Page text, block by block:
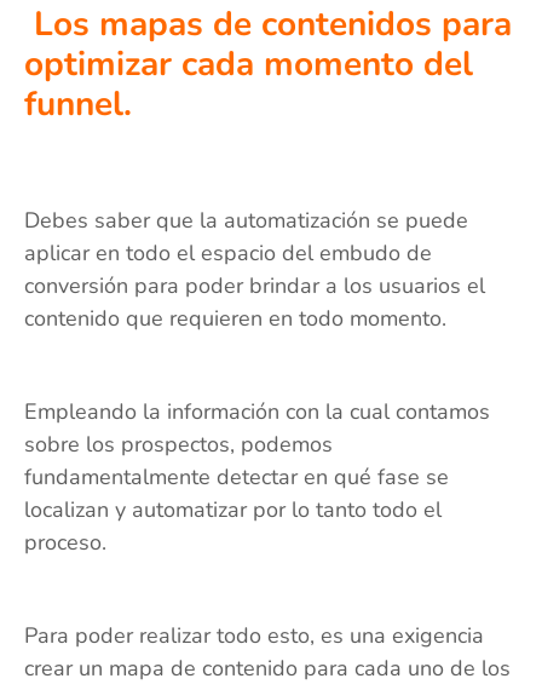
Los mapas de contenidos para
optimizar cada momento del
funnel.
Debes saber que la automatización se puede
aplicar en todo el espacio del embudo de
conversión para poder brindar a los usuarios el
contenido que requieren en todo momento.
Empleando la información con la cual contamos
sobre los prospectos, podemos
fundamentalmente detectar en qué fase se
localizan y automatizar por lo tanto todo el
proceso.
Para poder realizar todo esto, es una exigencia
crear un mapa de contenido para cada uno de los